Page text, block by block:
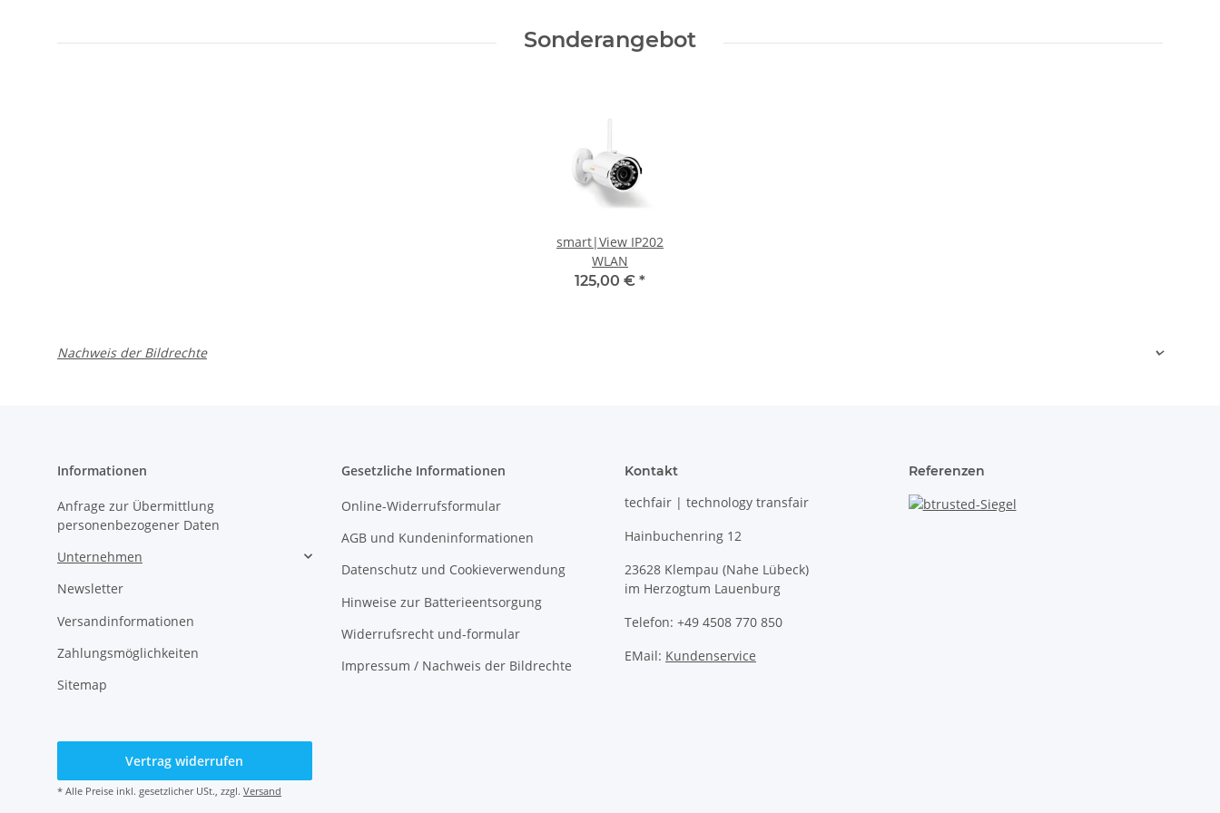
Sonderangebot
smart|View IP202
WLAN
125,00 € *
Nachweis der Bildrechte
Informationen
Anfrage zur Übermittlung
personenbezogener Daten
Unternehmen
Newsletter
Versandinformationen
Zahlungsmöglichkeiten
Sitemap
Gesetzliche Informationen
Online-Widerrufsformular
AGB und Kundeninformationen
Datenschutz und Cookieverwendung
Hinweise zur Batterieentsorgung
Widerrufsrecht und-formular
Impressum / Nachweis der Bildrechte
Kontakt
techfair | technology transfair
Hainbuchenring 12
23628 Klempau (Nahe Lübeck)
im Herzogtum Lauenburg
Telefon: +49 4508 770 850
EMail: Kundenservice
Referenzen
Vertrag widerrufen
* Alle Preise inkl. gesetzlicher USt., zzgl. Versand